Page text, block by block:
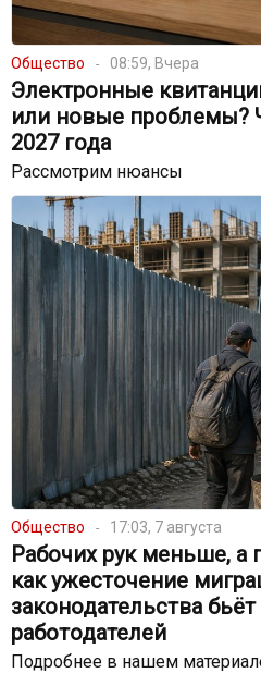
Общество 08:59, Вчера
Электронные
или новые проблемы?
2027 года
Рассмотрим нюансы
Общество 17:03, 7 августа
Рабочих рук меньше,
как ужесточение
законодательства
работодателей
Подробнее в нашем